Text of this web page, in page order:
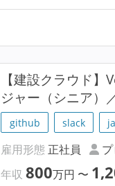
【建設クラウド
ジャー（シニア）
github slack
雇用形態 正社員
年収800万円 〜